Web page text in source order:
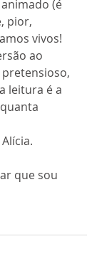
(é
pior,
vivos!
ao
leitura é a
que sou